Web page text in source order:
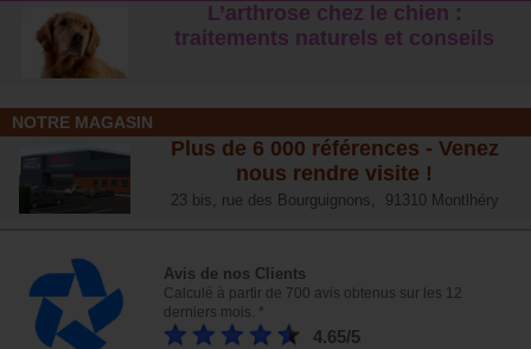
L’arthrose chez le chien :
traitements naturels et conseil s
NOTRE MAGASIN
Plus de 6 000 références - Venez
nous rendre visite !
23 bis, rue des Bourguignons, 91310 Montlhéry
Avis de nos Clients
Calculé à partir de 700 avis obtenus sur les 12
derniers mois. *
4.65/5